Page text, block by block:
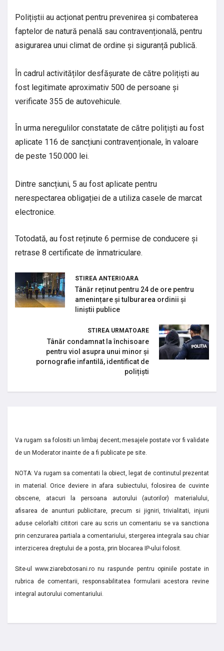
Polițiștii au acționat pentru prevenirea și combaterea
faptelor de natură penală sau contravențională, pentru
asigurarea unui climat de ordine și siguranță publică.
În cadrul activităților desfășurate de către polițiști au
fost legitimate aproximativ 500 de persoane și
verificate 355 de autovehicule.
În urma neregulilor constatate de către polițiști au fost
aplicate 116 de sancțiuni contravenționale, în valoare
de peste 150.000 lei.
Dintre sancțiuni, 5 au fost aplicate pentru
nerespectarea obligației de a utiliza casele de marcat
electronice.
Totodată, au fost reținute 6 permise de conducere și
retrase 8 certificate de înmatriculare.
STIREA ANTERIOARA
Tânăr reținut pentru 24 de ore pentru
amenințare și tulburarea ordinii și
liniștii publice
STIREA URMATOARE
Tânăr condamnat la închisoare
pentru viol asupra unui minor și
pornografie infantilă, identificat de
polițiști
Va rugam sa folositi un limbaj decent; mesajele postate vor fi validate
de un Moderator inainte de a fi publicate pe site.
NOTA: Va rugam sa comentati la obiect, legat de continutul prezentat
in material. Orice deviere in afara subiectului, folosirea de cuvinte
obscene, atacuri la persoana autorului (autorilor) materialului,
afisarea de anunturi publicitare, precum si jigniri, trivialitati, injurii
aduse celorlalti cititori care au scris un comentariu se va sanctiona
prin cenzurarea partiala a comentariului, stergerea integrala sau chiar
interzicerea dreptului de a posta, prin blocarea IP-ului folosit.
Site-ul www.ziarebotosani.ro nu raspunde pentru opiniile postate in
rubrica de comentarii, responsabilitatea formularii acestora revine
integral autorului comentariului.